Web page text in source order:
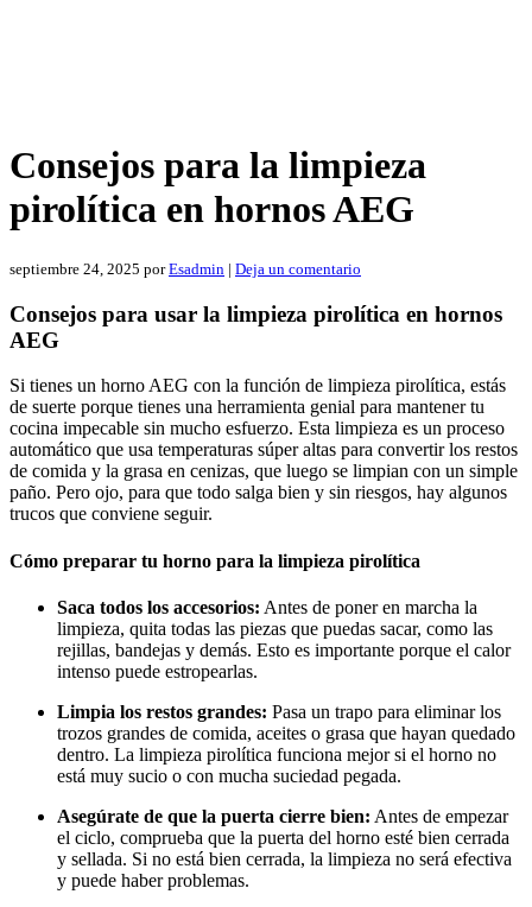
Consejos para la limpieza
pirolítica en hornos AEG
septiembre 24, 2025 porEsadmin | Deja un comentario
Consejos para usar la limpieza pirolítica en hornos
AEG
Si tienes un horno AEG con la función de limpieza pirolítica, estás
de suerte porque tienes una herramienta genial para mantener tu
cocina impecable sin mucho esfuerzo. Esta limpieza es un proceso
automático que usa temperaturas súper altas para convertir los restos
de comida y la grasa en cenizas, que luego se limpian con un simple
paño. Pero ojo, para que todo salga bien y sin riesgos, hay algunos
trucos que conviene seguir.
Cómo preparar tu horno para la limpieza pirolítica
Saca todos los accesorios: Antes de poner en marcha la
limpieza, quita todas las piezas que puedas sacar, como las
rejillas, bandejas y demás. Esto es importante porque el calor
intenso puede estropearlas.
Limpia los restos grandes: Pasa un trapo para eliminar los
trozos grandes de comida, aceites o grasa que hayan quedado
dentro. La limpieza pirolítica funciona mejor si el horno no
está muy sucio o con mucha suciedad pegada.
Asegúrate de que la puerta cierre bien: Antes de empezar
el ciclo, comprueba que la puerta del horno esté bien cerrada
y sellada. Si no está bien cerrada, la limpieza no será efectiva
y puede haber problemas.